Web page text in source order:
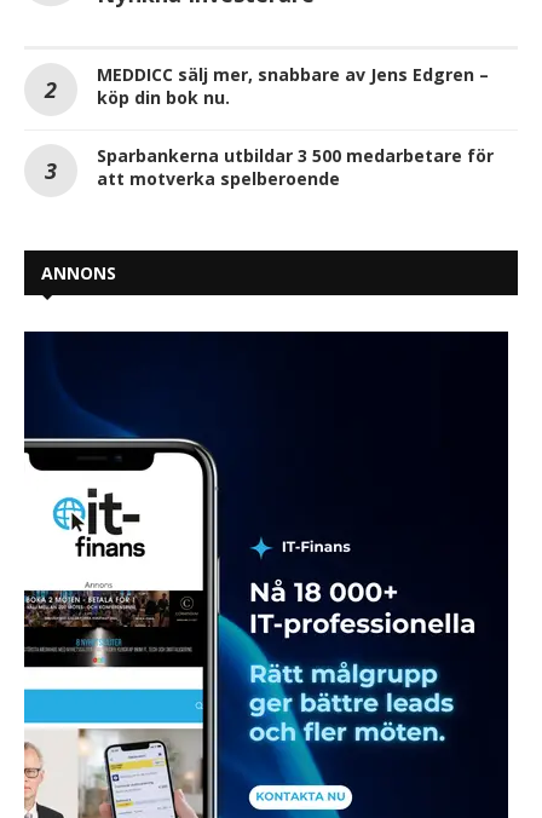
MEDDICC sälj mer, snabbare av Jens Edgren –
köp din bok nu.
Sparbankerna utbildar 3 500 medarbetare för
att motverka spelberoende
ANNONS